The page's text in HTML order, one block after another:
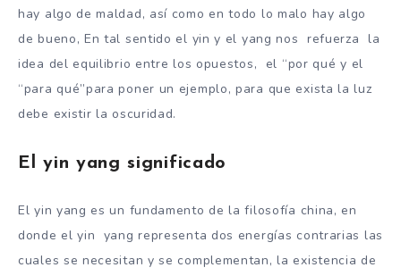
hay algo de maldad, así como en todo lo malo hay algo
de bueno, En tal sentido el yin y el yang nos refuerza la
idea del equilibrio entre los opuestos, el “por qué y el
“para qué”para poner un ejemplo, para que exista la luz
debe existir la oscuridad.
El yin yang significado
El yin yang es un fundamento de la filosofía china, en
donde el yin yang representa dos energías contrarias las
cuales se necesitan y se complementan, la existencia de